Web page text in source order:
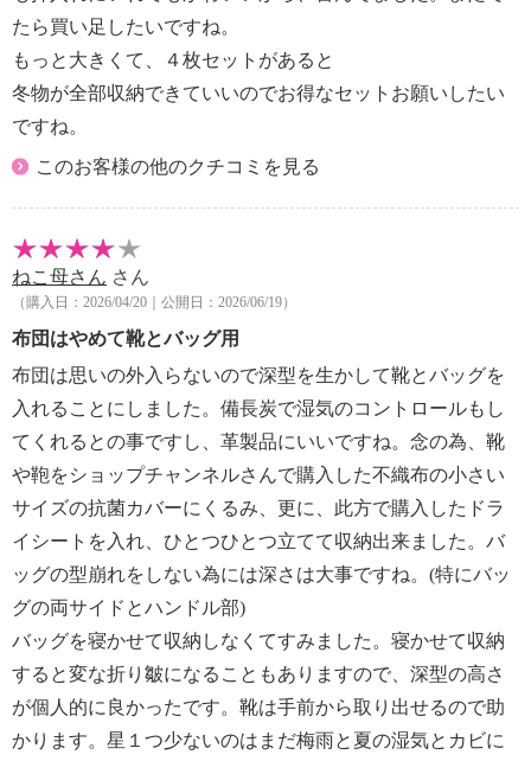
【同梱書類】
・取扱説明書
【保証（有無）、保証期間】
・なし
【原産国（地）】
・中国製
たら買い足したいですね。
もっと大きくて、４枚セットがあると
冬物が全部収納できていいのでお得なセットお願いしたい
ですね。
このお客様の他のクチコミを見る
ねこ母さん さん
（購入日：2026/04/20｜公開日：2026/06/19）
布団はやめて靴とバッグ用
布団は思いの外入らないので深型を生かして靴とバッグを
入れることにしました。備長炭で湿気のコントロールもし
てくれるとの事ですし、革製品にいいですね。念の為、靴
や鞄をショップチャンネルさんで購入した不織布の小さい
サイズの抗菌カバーにくるみ、更に、此方で購入したドラ
イシートを入れ、ひとつひとつ立てて収納出来ました。バ
ッグの型崩れをしない為には深さは大事ですね。(特にバッ
グの両サイドとハンドル部)
バッグを寝かせて収納しなくてすみました。寝かせて収納
すると変な折り皺になることもありますので、深型の高さ
が個人的に良かったです。靴は手前から取り出せるので助
かります。星１つ少ないのはまだ梅雨と夏の湿気とカビに